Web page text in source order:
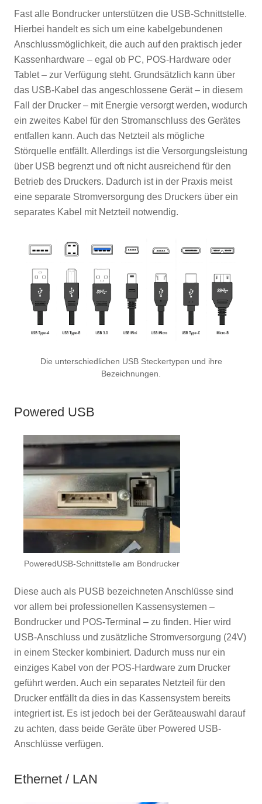
Fast alle Bondrucker unterstützen die USB-Schnittstelle.
Hierbei handelt es sich um eine kabelgebundenen
Anschlussmöglichkeit, die auch auf den praktisch jeder
Kassenhardware – egal ob PC, POS-Hardware oder
Tablet – zur Verfügung steht. Grundsätzlich kann über
das USB-Kabel das angeschlossene Gerät – in diesem
Fall der Drucker – mit Energie versorgt werden, wodurch
ein zweites Kabel für den Stromanschluss des Gerätes
entfallen kann. Auch das Netzteil als mögliche
Störquelle entfällt. Allerdings ist die Versorgungsleistung
über USB begrenzt und oft nicht ausreichend für den
Betrieb des Druckers. Dadurch ist in der Praxis meist
eine separate Stromversorgung des Druckers über ein
separates Kabel mit Netzteil notwendig.
Die unterschiedlichen USB Steckertypen und ihre
Bezeichnungen.
Powered USB
PoweredUSB-Schnittstelle am Bondrucker
Diese auch als PUSB bezeichneten Anschlüsse sind
vor allem bei professionellen Kassensystemen –
Bondrucker und POS-Terminal – zu finden. Hier wird
USB-Anschluss und zusätzliche Stromversorgung (24V)
in einem Stecker kombiniert. Dadurch muss nur ein
einziges Kabel von der POS-Hardware zum Drucker
geführt werden. Auch ein separates Netzteil für den
Drucker entfällt da dies in das Kassensystem bereits
integriert ist. Es ist jedoch bei der Geräteauswahl darauf
zu achten, dass beide Geräte über Powered USB-
Anschlüsse verfügen.
Ethernet / LAN